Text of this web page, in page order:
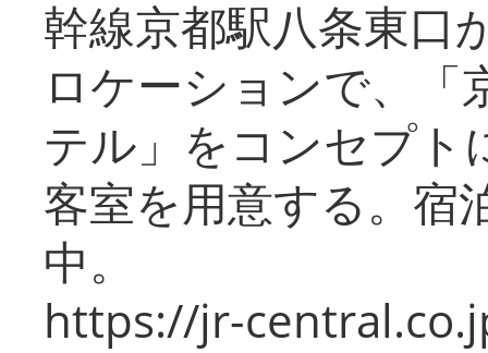
幹線京都駅八条東口
ロケーションで、「
テル」をコンセプト
客室を用意する。宿
中。
https://jr-